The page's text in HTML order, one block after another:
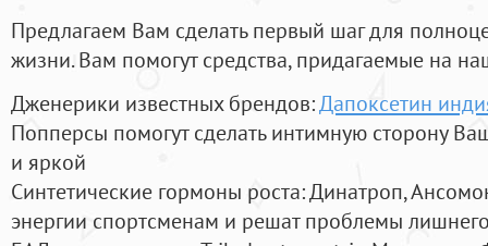
Предлагаем Вам сделать первый шаг для
жизни. Вам помогут средства, придагаемые на
Дженерики известных брендов:Дапоксетин
Попперсы помогут сделать интимную сторону
и яркой
Синтетические гормоны роста: Динатроп,
энергии спортсменам и решат проблемы